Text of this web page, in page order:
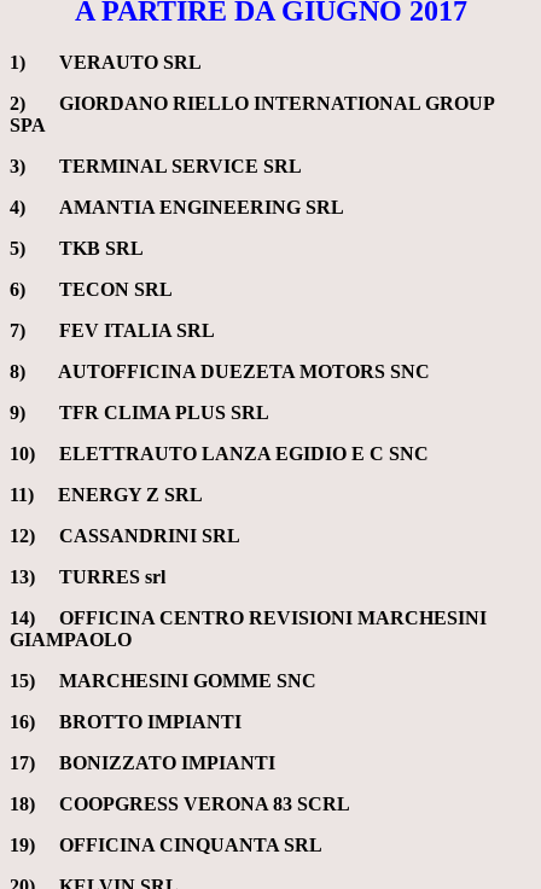
A PARTIRE DA GIUGNO 2017
1) VERAUTO SRL
2) GIORDANO RIELLO INTERNATIONAL GROUP
SPA
3) TERMINAL SERVICE SRL
4) AMANTIA ENGINEERING SRL
5) TKB SRL
6) TECON SRL
7) FEV ITALIA SRL
8) AUTOFFICINA DUEZETA MOTORS SNC
9) TFR CLIMA PLUS SRL
10) ELETTRAUTO LANZA EGIDIO E C SNC
11) ENERGY Z SRL
12) CASSANDRINI SRL
13) TURRES srl
14) OFFICINA CENTRO REVISIONI MARCHESINI
GIAMPAOLO
15) MARCHESINI GOMME SNC
16) BROTTO IMPIANTI
17) BONIZZATO IMPIANTI
18) COOPGRESS VERONA 83 SCRL
19) OFFICINA CINQUANTA SRL